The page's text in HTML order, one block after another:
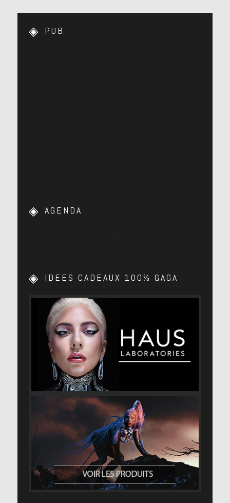
PUB
AGENDA
IDEES CADEAUX 100% GAGA